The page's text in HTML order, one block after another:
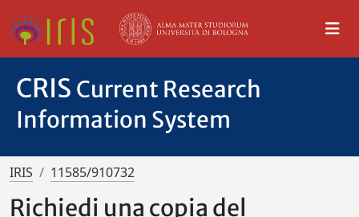
CRIS Current Research
Information System
IRIS 11585/910732
Richiedi una copia del